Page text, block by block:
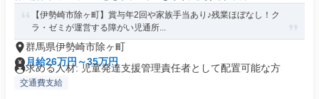
【伊勢崎市除ヶ町】賞与年2回や家族手当あり♪残業ほぼなし！ク
ラ・ゼミが運営する障がい児通所...
群馬県伊勢崎市除ヶ町
月給26万円～35万円
求める人材: 児童発達支援管理責任者として配置可能な方
交通費支給